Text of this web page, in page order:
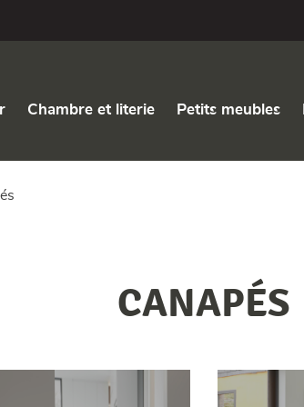
Chambre et literie Petits meubles
CANAPÉS